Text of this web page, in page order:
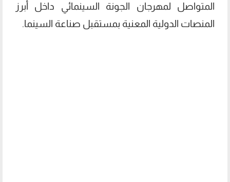
المتواصل لمهرجان الجونة السينمائي داخل أبرز
المنصات الدولية المعنية بمستقبل صناعة السينما.